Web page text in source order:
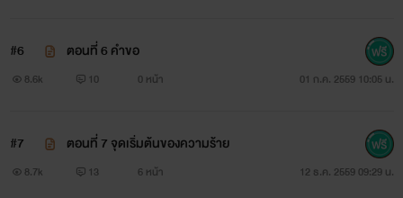
#6 ตอนที่ 6 คำขอ
8.6k 10 0 หน้า 01 ก.ค. 2559 10:05 น.
#7 ตอนที่ 7 จุดเริ่มต้นของความร้าย
8.7k 13 6 หน้า 12 ธ.ค. 2559 09:29 น.